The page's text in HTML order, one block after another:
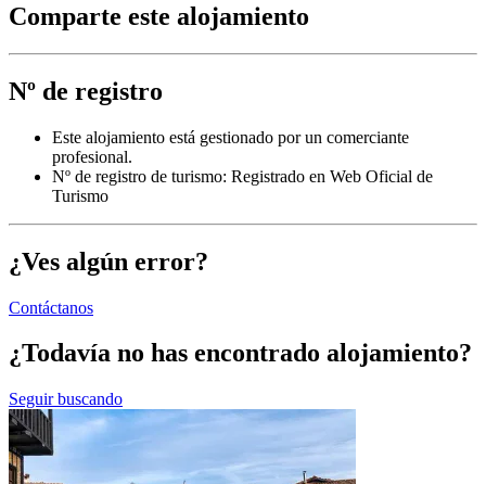
Comparte este alojamiento
Nº de registro
Este alojamiento está gestionado por un comerciante
profesional.
Nº de registro de turismo: Registrado en Web Oficial de
Turismo
¿Ves algún error?
Contáctanos
¿Todavía no has encontrado alojamiento?
Seguir buscando